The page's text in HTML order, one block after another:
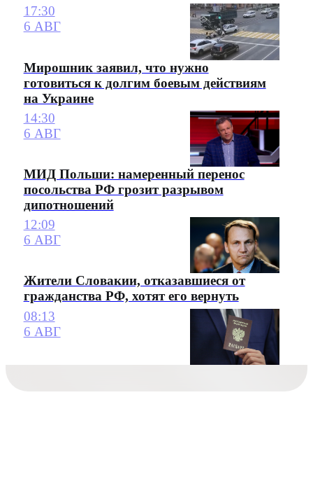
17:30
6 АВГ
Мирошник заявил, что нужно
готовиться к долгим боевым действиям
на Украине
14:30
6 АВГ
МИД Польши: намеренный перенос
посольства РФ грозит разрывом
дипотношений
12:09
6 АВГ
Жители Словакии, отказавшиеся от
гражданства РФ, хотят его вернуть
08:13
6 АВГ